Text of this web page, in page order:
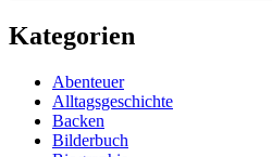
Kategorien
Abenteuer
Alltagsgeschichte
Backen
Bilderbuch